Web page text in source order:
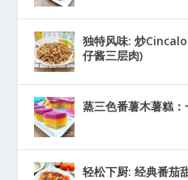
独特风味: 炒
仔酱三层肉)
蒸三色番薯木薯糕
轻松下厨: 经典番茄